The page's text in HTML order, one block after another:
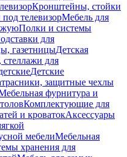
Кронштейны, стойки
телевизорМебель для
Полки и системы
для
газетницыДетская
для
Детские
защитные чехлы
фурнитура и
Комплектующие для
и кроватокАксессуары
мебелиМебельная
хранения для